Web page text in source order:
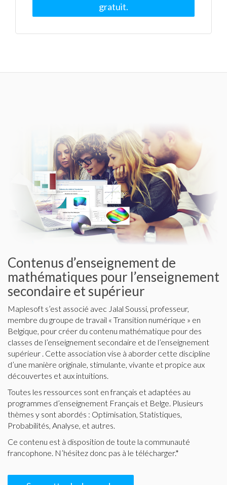
gratuit.
Contenus d’enseignement de
mathématiques pour l’enseignement
secondaire et supérieur
Maplesoft s’est associé avec Jalal Soussi, professeur,
membre du groupe de travail « Transition numérique » en
Belgique, pour créer du contenu mathématique pour des
classes de l’enseignement secondaire et de l’enseignement
supérieur . Cette association vise à aborder cette discipline
d’une manière originale, stimulante, vivante et propice aux
découvertes et aux intuitions.
Toutes les ressources sont en français et adaptées au
programmes d’enseignement Français et Belge. Plusieurs
thèmes y sont abordés : Optimisation, Statistiques,
Probabilités, Analyse, et autres.
Ce contenu est à disposition de toute la communauté
francophone. N’hésitez donc pas à le télécharger.*